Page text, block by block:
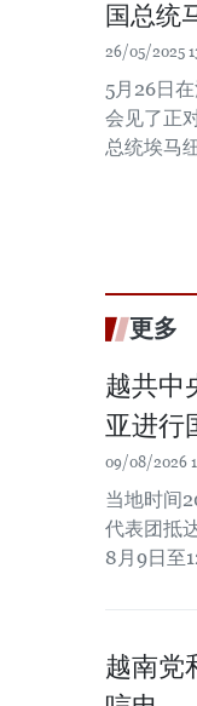
国总统
26/05/2025
5月26日
会见了正
总统埃马
更多
越共中
亚进行
09/08/2026
当地时间
代表团抵
8月9日至
越南党